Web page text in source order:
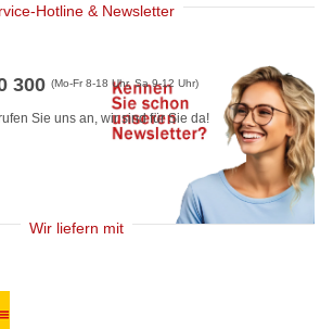
Hotline & Newsletter
300(Mo-Fr 8-18 Uhr, Sa 9-12 Uhr)
Sie uns an, wir sind für Sie da!
Wir liefern mit